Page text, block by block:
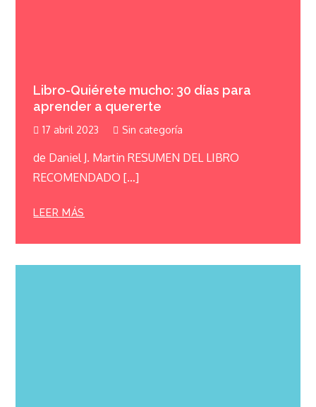
Libro-Quiérete mucho: 30 días para
aprender a quererte
17 abril 2023 Sin categoría
de Daniel J. Martin RESUMEN DEL LIBRO
RECOMENDADO […]
LEER MÁS